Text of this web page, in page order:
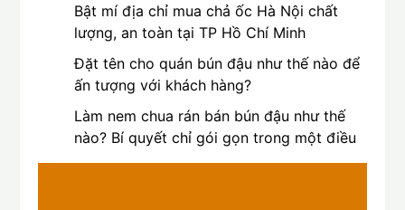
Bật mí địa chỉ mua chả ốc Hà Nội chất
lượng, an toàn tại TP Hồ Chí Minh
Đặt tên cho quán bún đậu như thế nào để
ấn tượng với khách hàng?
Làm nem chua rán bán bún đậu như thế
nào? Bí quyết chỉ gói gọn trong một điều